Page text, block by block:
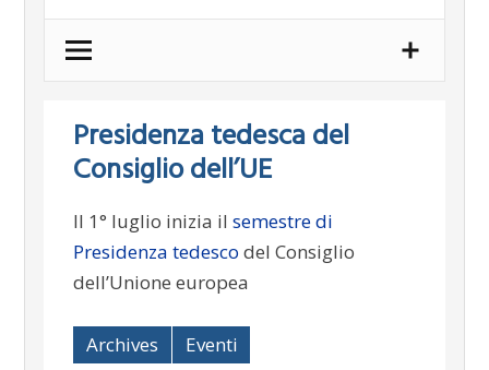
Presidenza tedesca del
Consiglio dell’UE
Il 1° luglio inizia il semestre di
Presidenza tedesco del Consiglio
dell’Unione europea
Archives Eventi